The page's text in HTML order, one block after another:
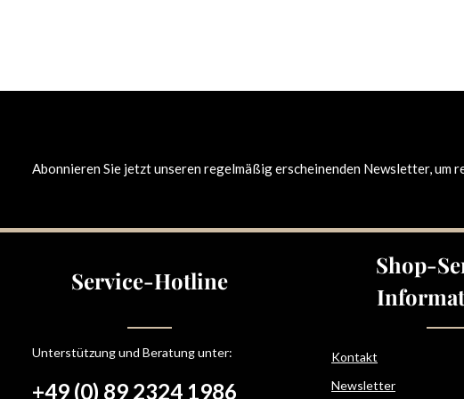
Abonnieren Sie jetzt unseren regelmäßig erscheinenden Newsletter,
Service-Hotline
Unterstützung und Beratung unter:
+49 (0) 89 2324 1986
Shop-
Kontakt
Newsletter